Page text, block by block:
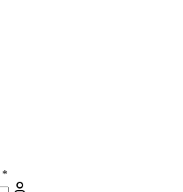
*